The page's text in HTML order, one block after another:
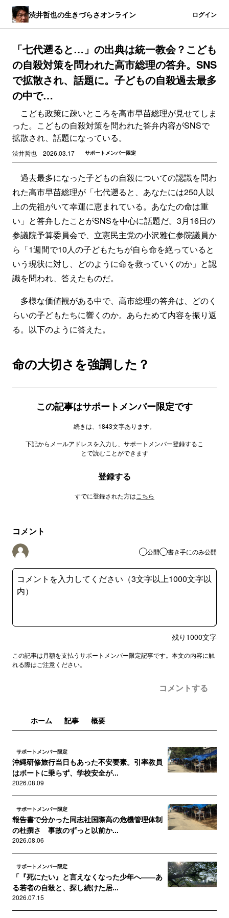
渋井哲也の生きづらさオンライン ログイン
「七代遡ると…」の出典は統一教会？こども
の自殺対策を問われた高市総理の答弁。SNS
で拡散され、話題に。子どもの自殺過去最多
の中で…
こども政策に疎いところを高市早苗総理が見せてしま
った。こどもの自殺対策を問われた答弁内容がSNSで
拡散され、話題になっている。
渋井哲也 2026.03.17 サポートメンバー限定
過去最多になった子どもの自殺についての認識を問わ
れた高市早苗総理が「七代遡ると、あなたには250人以
上の先祖がいて幸運に恵まれている。あなたの命は重
い」と答弁したことがSNSを中心に話題だ。3月16日の
参議院予算委員会で、立憲民主党の小沢雅仁参院議員か
ら「1週間で10人の子どもたちが自ら命を絶っていると
いう現状に対し、どのように命を救っていくのか」と認
識を問われ、答えたものだ。
多様な価値観がある中で、高市総理の答弁は、どのく
らいの子どもたちに響くのか。あらためて内容を振り返
る。以下のように答えた。
命の大切さを強調した？
この記事はサポートメンバー限定です
続きは、1843文字あります。
下記からメールアドレスを入力し、サポートメンバー登録するこ
とで読むことができます
登録する
すでに登録された方は こちら
コメント
公開 書き手にのみ公開
残り 1000文字
この記事は月額を支払うサポートメンバー限定記事です。本文の内容に触
れる際はご注意ください。
コメントする
ホーム 記事 概要
サポートメンバー限定
沖縄研修旅行当日もあった不安要素。引率教員
はボートに乗らず、学校安全が...
2026.08.09
サポートメンバー限定
報告書で分かった同志社国際高の危機管理体制
の杜撰さ 事故のずっと以前か...
2026.08.06
サポートメンバー限定
「『死にたい』と言えなくなった少年へ――あ
る若者の自殺と、探し続けた居...
2026.07.15